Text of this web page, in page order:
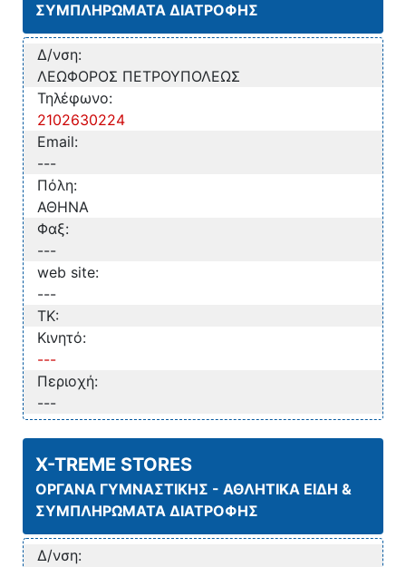
ΣΥΜΠΛΗΡΩΜΑΤΑ ΔΙΑΤΡΟΦΗΣ
Δ/νση:
ΛΕΩΦΟΡΟΣ ΠΕΤΡΟΥΠΟΛΕΩΣ
Τηλέφωνο:
2102630224
Email:
---
Πόλη:
ΑΘΗΝΑ
Φαξ:
---
web site:
---
TK:
Κινητό:
---
Περιοχή:
---
X-TREME STORES
ΟΡΓΑΝΑ ΓΥΜΝΑΣΤΙΚΗΣ - ΑΘΛΗΤΙΚΑ ΕΙΔΗ &
ΣΥΜΠΛΗΡΩΜΑΤΑ ΔΙΑΤΡΟΦΗΣ
Δ/νση: